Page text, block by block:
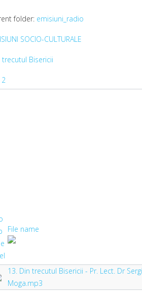
folder: emisiuni_radio
SOCIO-CULTURALE
trecutul Bisericii
File name
13. Din trecutul Bisericii - Pr. Lect. Dr
Moga.mp3